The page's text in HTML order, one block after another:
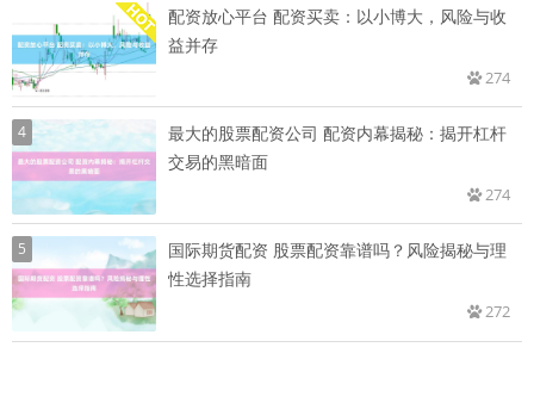
配资放心平台 配资买卖：以小博大，风险与收
益并存
274
4
最大的股票配资公司 配资内幕揭秘：揭开杠杆
交易的黑暗面
274
5
国际期货配资 股票配资靠谱吗？风险揭秘与理
性选择指南
272